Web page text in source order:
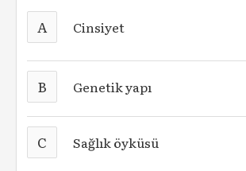
A Cinsiyet
B Genetik yapı
C Sağlık öyküsü